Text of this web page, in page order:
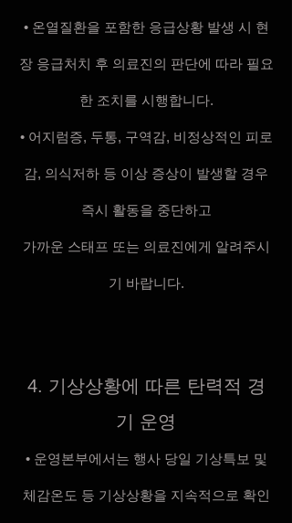
• 온열질환을 포함한 응급상황 발생 시 현
장 응급처치 후 의료진의 판단에 따라 필요
한 조치를 시행합니다.
• 어지럼증, 두통, 구역감, 비정상적인 피로
감, 의식저하 등 이상 증상이 발생할 경우
즉시 활동을 중단하고
가까운 스태프 또는 의료진에게 알려주시
기 바랍니다.
4. 기상상황에 따른 탄력적 경
기 운영
• 운영본부에서는 행사 당일 기상특보 및
체감온도 등 기상상황을 지속적으로 확인